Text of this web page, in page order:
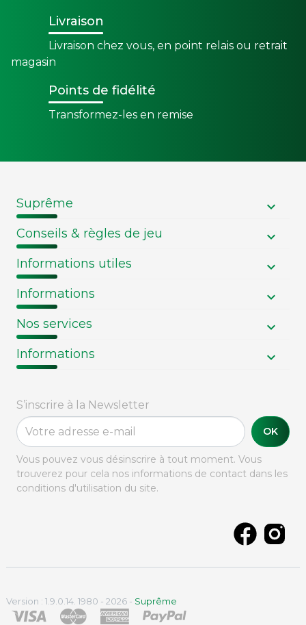
Livraison
Livraison chez vous, en point relais ou retrait
magasin
Points de fidélité
Transformez-les en remise
Suprême
Conseils & règles de jeu
Informations utiles
Informations
Nos services
Informations
S’inscrire à la Newsletter
OK
Vous pouvez vous désinscrire à tout moment. Vous
trouverez pour cela nos informations de contact dans les
conditions d'utilisation du site.
Version : 1.9.0.14. 1980 - 2026 - Suprême